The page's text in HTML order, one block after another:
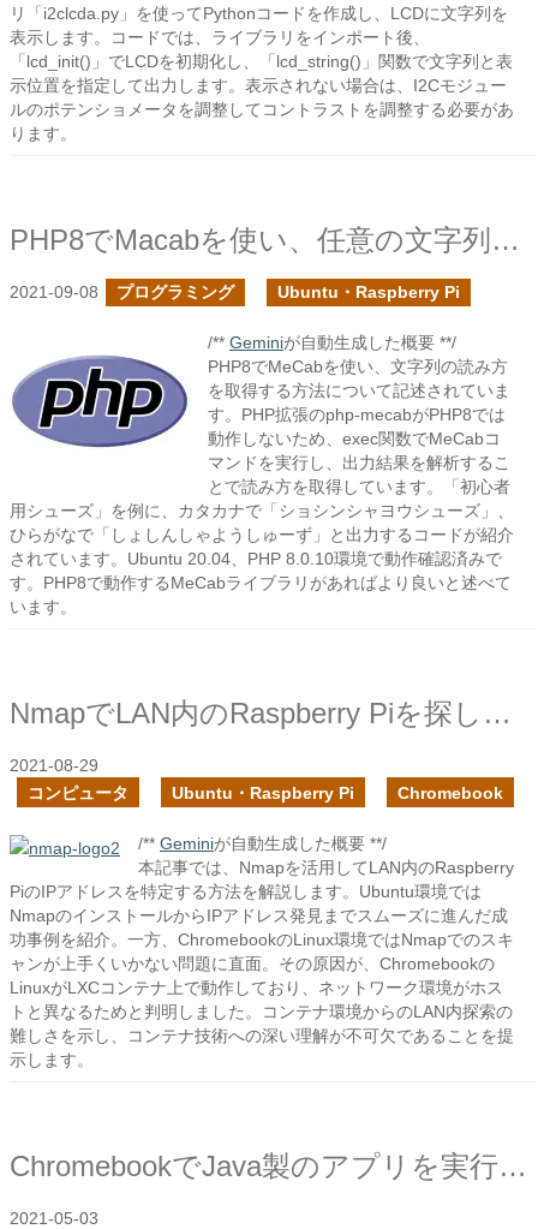
リ「i2clcda.py」を使ってPythonコードを作成し、LCDに文字列を
表示します。コードでは、ライブラリをインポート後、
「lcd_init()」でLCDを初期化し、「lcd_string()」関数で文字列と表
示位置を指定して出力します。表示されない場合は、I2Cモジュー
ルのポテンショメータを調整してコントラストを調整する必要があ
ります。
PHP8でMacabを使い、任意の文字列の読み方を取得する
2021-09-08 プログラミング Ubuntu・Raspberry Pi
/** Geminiが自動生成した概要 **/
PHP8でMeCabを使い、文字列の読み方
を取得する方法について記述されていま
す。PHP拡張のphp-mecabがPHP8では
動作しないため、exec関数でMeCabコ
マンドを実行し、出力結果を解析するこ
とで読み方を取得しています。「初心者
用シューズ」を例に、カタカナで「ショシンシャヨウシューズ」、
ひらがなで「しょしんしゃようしゅーず」と出力するコードが紹介
されています。Ubuntu 20.04、PHP 8.0.10環境で動作確認済みで
す。PHP8で動作するMeCabライブラリがあればより良いと述べて
います。
NmapでLAN内のRaspberry Piを探してみる
2021-08-29
コンピュータ
Ubuntu・Raspberry Pi Chromebook
/** Geminiが自動生成した概要 **/
本記事では、Nmapを活用してLAN内のRaspberry
PiのIPアドレスを特定する方法を解説します。Ubuntu環境では
NmapのインストールからIPアドレス発見までスムーズに進んだ成
功事例を紹介。一方、ChromebookのLinux環境ではNmapでのスキ
ャンが上手くいかない問題に直面。その原因が、Chromebookの
LinuxがLXCコンテナ上で動作しており、ネットワーク環境がホス
トと異なるためと判明しました。コンテナ環境からのLAN内探索の
難しさを示し、コンテナ技術への深い理解が不可欠であることを提
示します。
ChromebookでJava製のアプリを実行する
2021-05-03